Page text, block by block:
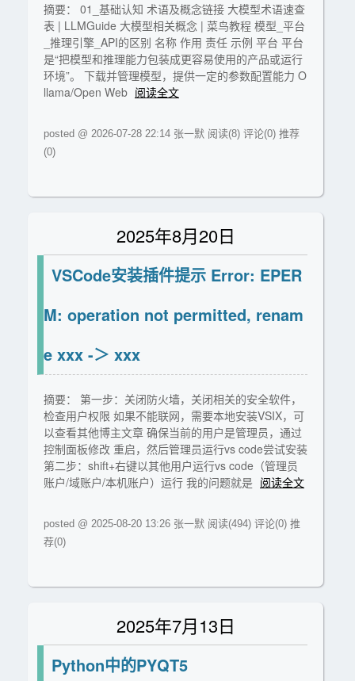
摘要： 01_基础认知 术语及概念链接 大模型术语速查
表 | LLMGuide 大模型相关概念 | 菜鸟教程 模型_平台
_推理引擎_API的区别 名称 作用 责任 示例 平台 平台
是“把模型和推理能力包装成更容易使用的产品或运行
环境”。 下载并管理模型，提供一定的参数配置能力 O
llama/Open Web 阅读全文
posted @ 2026-07-28 22:14 张一默 阅读(8) 评论(0) 推荐
(0)
2025年8月20日
VSCode安装插件提示 Error: EPER
M: operation not permitted, renam
e xxx -＞ xxx
摘要： 第一步：关闭防火墙，关闭相关的安全软件，
检查用户权限 如果不能联网，需要本地安装VSIX，可
以查看其他博主文章 确保当前的用户是管理员，通过
控制面板修改 重启，然后管理员运行vs code尝试安装
第二步：shift+右键以其他用户运行vs code（管理员
账户/域账户/本机账户）运行 我的问题就是 阅读全文
posted @ 2025-08-20 13:26 张一默 阅读(494) 评论(0) 推
荐(0)
2025年7月13日
Python中的PYQT5